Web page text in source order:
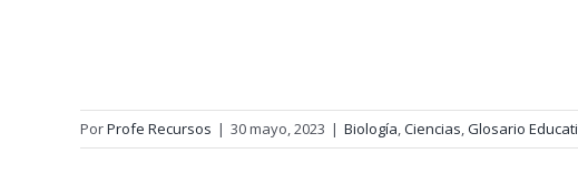
PorProfe Recursos | 30 mayo, 2023 | Biología,Ciencias,Glosario